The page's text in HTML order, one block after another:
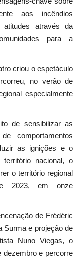
aos incêndios
atitudes através da
para a
criou o espetáculo
no verão de
especialmente
de sensibilizar as
comportamentos
as ignições e o
nacional, o
o território regional
2023, em onze
de Frédéric
Surma e projeção de
Nuno Viegas, o
dezembro e percorre